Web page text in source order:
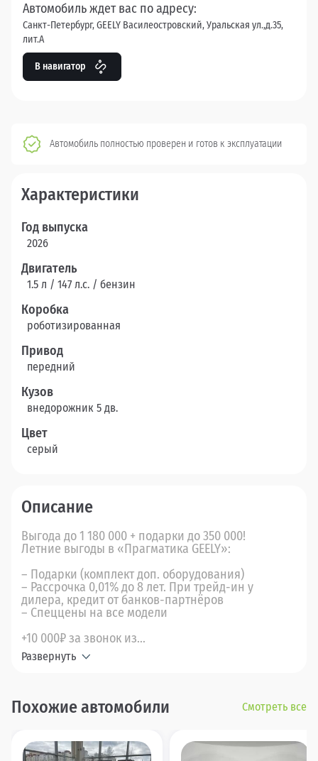
Автомобиль ждет вас по адресу:
Санкт-Петербург, GEELY Василеостровский, Уральская ул.,д.35,
лит.А
В навигатор
Автомобиль полностью проверен и готов к эксплуатации
Характеристики
Год выпуска
2026
Двигатель
1.5 л / 147 л.c. / бензин
Коробка
роботизированная
Привод
передний
Кузов
внедорожник 5 дв.
Цвет
серый
Описание
Выгода до 1 180 000 + подарки до 350 000!
Летние выгоды в «Прагматика GEELY»:
– Подарки (комплект доп. оборудования)
– Рассрочка 0,01% до 8 лет. При трейд-ин у
дилера, кредит от банков-партнёров
– Спеццены на все модели
+10 000₽ за звонок из...
Развернуть
Похожие автомобили Смотреть все